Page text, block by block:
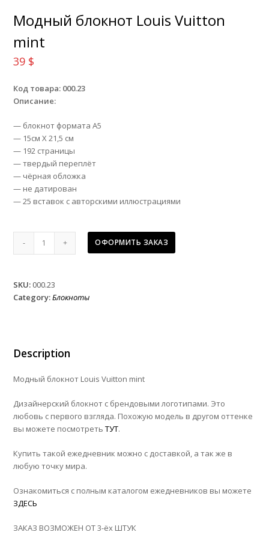
Модный блокнот Louis Vuitton
mint
39 $
Код товара: 000.23
Описание:
— блокнот формата А5
— 15см Х 21,5 см
— 192 страницы
— твердый переплёт
— чёрная обложка
— не датирован
— 25 вставок с авторскими иллюстрациями
Модный
mint
quantity
ОФОРМИТЬ ЗАКАЗ
SKU: 000.23
Category:Блокноты
Description
Модный блокнот Louis Vuitton mint
Дизайнерский блокнот с брендовыми логотипами. Это
любовь с первого взгляда. Похожую модель в другом оттенке
вы можете посмотретьТУТ.
Купить такой ежедневник можно с доставкой, а так же в
любую точку мира.
Ознакомиться с полным каталогом ежедневников вы можете
ЗДЕСЬ
ЗАКАЗ ВОЗМОЖЕН ОТ 3-ёх ШТУК